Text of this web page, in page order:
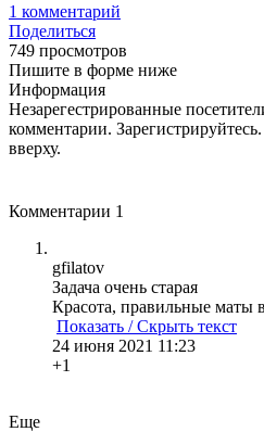
1 комментарий
Поделиться
749 просмотров
Пишите в форме ниже
Информация
Незарегестрированные
комментарии.
вверху.
Комментарии 1
gfilatov
Задача очень старая
Красота, правильные маты
Показать / Скрыть текст
24 июня 2021 11:23
+1
Еще